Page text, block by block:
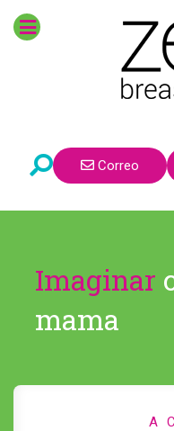
Correo
Imaginar
mama